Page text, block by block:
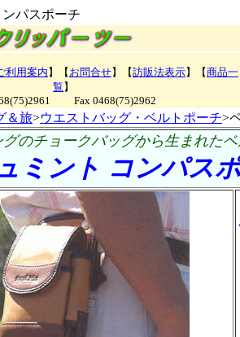
パスポーチ
利用案内 】【 お問合せ】【訪販法表示】【商品一
覧 】
Fax 0468(75)2962
＆旅>ウエストバッグ・ベルトポーチ>
のチョークバッグから生まれた
ミント コンパス